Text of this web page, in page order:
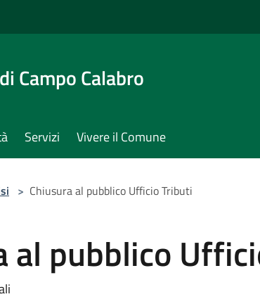
Campo Calabro
Servizi Vivere il Comune
> Chiusura al pubblico Ufficio Tributi
al pubblico